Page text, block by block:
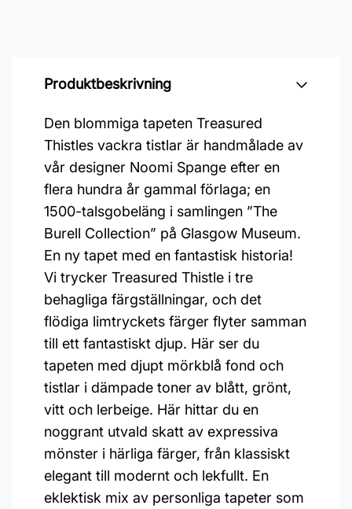
Produktbeskrivning
Den blommiga tapeten Treasured
Thistles vackra tistlar är handmålade av
vår designer Noomi Spange efter en
flera hundra år gammal förlaga; en
1500-talsgobeläng i samlingen ”The
Burell Collection” på Glasgow Museum.
En ny tapet med en fantastisk historia!
Vi trycker Treasured Thistle i tre
behagliga färgställningar, och det
flödiga limtryckets färger flyter samman
till ett fantastiskt djup. Här ser du
tapeten med djupt mörkblå fond och
tistlar i dämpade toner av blått, grönt,
vitt och lerbeige. Här hittar du en
noggrant utvald skatt av expressiva
mönster i härliga färger, från klassiskt
elegant till modernt och lekfullt. En
eklektisk mix av personliga tapeter som